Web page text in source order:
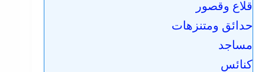
قلاع وقصور
حدائق ومتنزهات
مساجد
كنائس